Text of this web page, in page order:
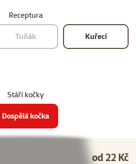
Receptura
Tuňák Kuřecí
Stáří kočky
Dospělá kočka
od 22 Kč